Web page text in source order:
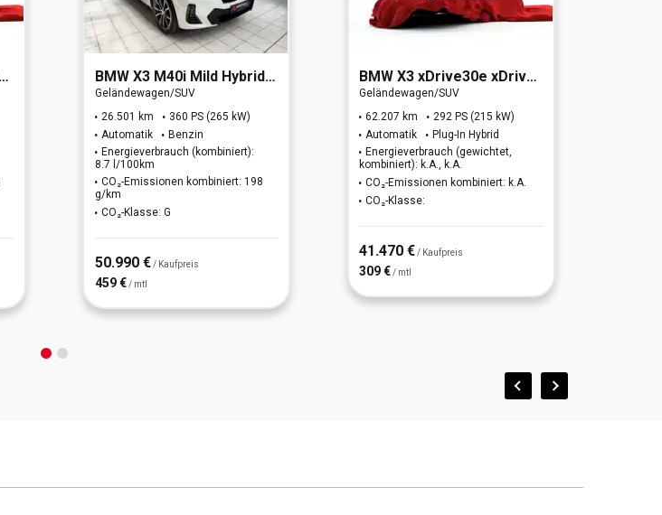
BMW X3 M40i Mild Hybrid xDrive (OPF)(EURO 6d)
Geländewagen/SUV
26.501 km
360 PS (265 kW)
Automatik
Benzin
Energieverbrauch (kombiniert):
8.7 l/100km
CO₂-Emissionen kombiniert: 198
g/km
CO₂-Klasse: G
50.990 € / Kaufpreis
459 € / mtl
BMW X3 xDrive30e xDrive M Sport (OPF)(EURO 6d)
Geländewagen/SUV
62.207 km
292 PS (215 kW)
Automatik
Plug-In Hybrid
Energieverbrauch (gewichtet,
kombiniert): k.A., k.A.
CO₂-Emissionen kombiniert: k.A.
CO₂-Klasse:
41.470 € / Kaufpreis
309 € / mtl